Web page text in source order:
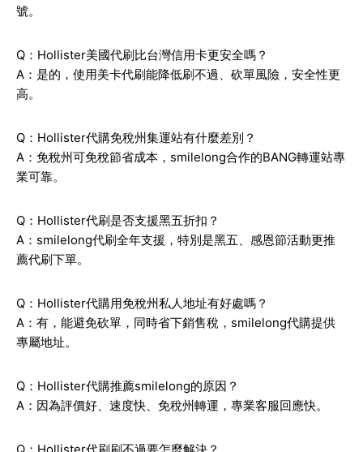
號。
Q：Hollister美國代刷比台灣信用卡更安全嗎？
A：是的，使用美卡代刷能降低刷不過、砍單風險，安全性更
高。
Q：Hollister代購免稅州集運站有什麼差別？
A：免稅州可免稅節省成本，smilelong合作的BANG轉運站專
業可靠。
Q：Hollister代刷是否支援黑五折扣？
A：smilelong代刷全年支援，特別是黑五、感恩節活動更推
薦代刷下單。
Q：Hollister代購用免稅州私人地址有好處嗎？
A：有，能避免砍單，同時省下銷售稅，smilelong代購提供
專屬地址。
Q：Hollister代購推薦smilelong的原因？
A：因為評價好、速度快、免稅州轉運，專業客服回應快。